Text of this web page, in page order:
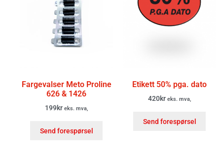
Fargevalser Meto Proline
626 & 1426
199kr eks. mva,
Send forespørsel
Etikett 50% pga. dato
420kr eks. mva,
Send forespørsel